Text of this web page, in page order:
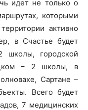
идет не только о
которыми
активно
в Счастье будет
школы, городской
– 2 школы, в
Сартане –
Всего будет
7 медицинских